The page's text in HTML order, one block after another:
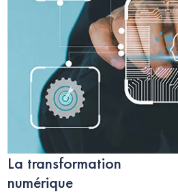
La transformation
numérique